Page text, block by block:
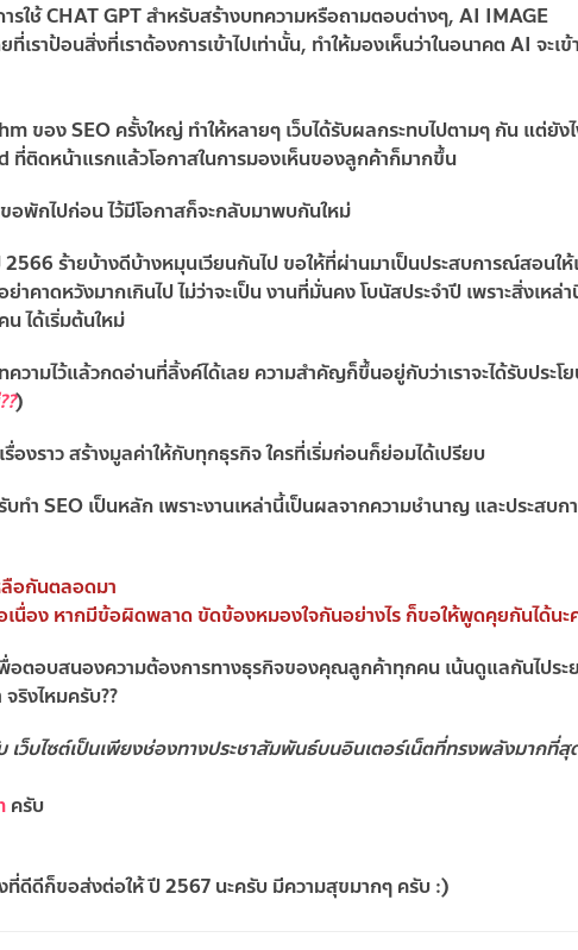
รใช้ CHAT GPT สำหรับสร้างบทความหรือถามตอบต่างๆ, AI IMAGE
ราป้อนสิ่งที่เราต้องการเข้าไปเท่านั้น, ทำให้มองเห็นว่าในอนาคต AI จะเข้
ของ SEO ครั้งใหญ่ ทำให้หลายๆ เว็บได้รับผลกระทบไปตามๆ กัน แต่ยัง
ที่ติดหน้าแรกแล้วโอกาสในการมองเห็นของลูกค้าก็มากขึ้น
พักไปก่อน ไว้มีโอกาสก็จะกลับมาพบกันใหม่
ร้ายบ้างดีบ้างหมุนเวียนกันไป ขอให้ที่ผ่านมาเป็นประสบการณ์สอนให้
าคาดหวังมากเกินไป ไม่ว่าจะเป็น งานที่มั่นคง โบนัสประจำปี เพราะสิ่งเหล่
ได้เริ่มต้นใหม่
วามไว้แล้วกดอ่านที่ลิ้งค์ได้เลย ความสำคัญก็ขึ้นอยู่กับว่าเราจะได้รับประโย
)
องราว สร้างมูลค่าให้กับทุกธุรกิจ ใครที่เริ่มก่อนก็ย่อมได้เปรียบ
ทำ SEO เป็นหลัก เพราะงานเหล่านี้เป็นผลจากความชำนาญ และประสบ
อกันตลอดมา
อง หากมีข้อผิดพลาด ขัดข้องหมองใจกันอย่างไร ก็ขอให้พูดคุยกันได้นะ
อตอบสนองความต้องการทางธุรกิจของคุณลูกค้าทุกคน เน้นดูแลกันไประ
ริงไหมครับ??
ว็บไซต์เป็นเพียงช่องทางประชาสัมพันธ์บนอินเตอร์เน็ตที่ทรงพลังมากที่สุ
ครับ
ดีดีก็ขอส่งต่อให้ ปี 2567 นะครับ มีความสุขมากๆ ครับ :)